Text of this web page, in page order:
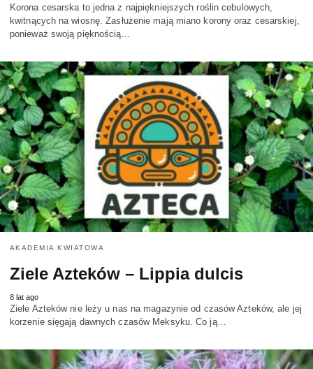
Korona cesarska to jedna z najpiękniejszych roślin cebulowych,
kwitnących na wiosnę. Zasłużenie mają miano korony oraz cesarskiej,
ponieważ swoją pięknością…
AKADEMIA KWIATOWA
Ziele Azteków – Lippia dulcis
8 lat ago
Ziele Azteków nie leży u nas na magazynie od czasów Azteków, ale jej
korzenie sięgają dawnych czasów Meksyku. Co ją…